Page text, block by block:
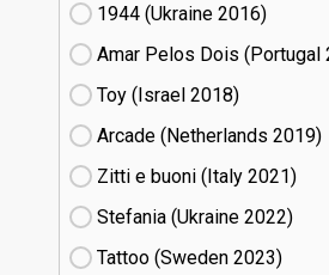
1944 (Ukraine
16)
Amar Pelos Dois (Portugal
Toy (Israel
18)
Arcade (Netherlands
19)
Zitti e buoni​ (Italy
21)
Stefania (Ukraine
22)
Tattoo (Sweden
23)